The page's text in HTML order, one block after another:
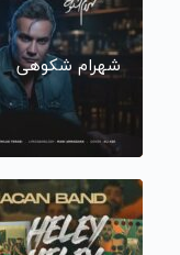
شهرام شکوهی